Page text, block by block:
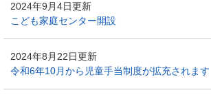
2024年9月4日更新
こども家庭センター開設
2024年8月22日更新
令和6年10月から児童手当制度が拡充されます